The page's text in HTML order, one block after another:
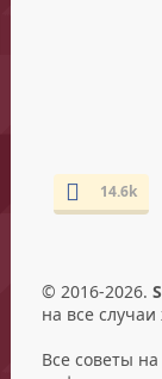
14.6k
© 2016-2026.
на все
Все советы